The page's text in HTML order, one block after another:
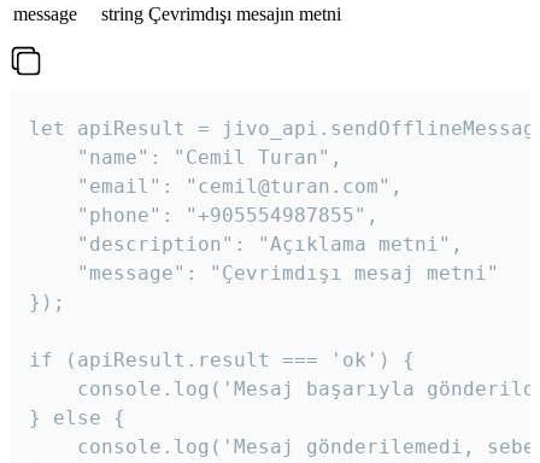
message
string Çevrimdışı mesajın metni
let apiResult =
    "name": "Cemil Turan",
    "email": "cemil@turan.com",
    "phone": "+905554987855",
    "description": "Açıklama metni",
    "message": "Çevrimdışı mesaj metni"
});
if (apiResult.result === 'ok') {
console.log('Mesaj başarıyla
} else {
console.log('Mesaj gönderilemedi,